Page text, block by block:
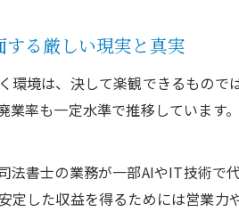
する厳しい現実と真実
環境は、決して楽観できるもの
業率も一定水準で推移していま
法書士の業務が一部AIやIT技術で
定した収益を得るためには営業